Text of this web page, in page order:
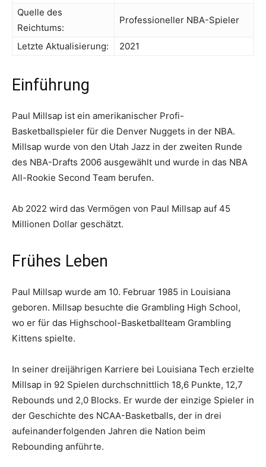
Quelle des
Reichtums:
Professioneller NBA-Spieler
Letzte Aktualisierung: 2021
Einführung
Paul Millsap ist ein amerikanischer Profi-
Basketballspieler für die Denver Nuggets in der NBA.
Millsap wurde von den Utah Jazz in der zweiten Runde
des NBA-Drafts 2006 ausgewählt und wurde in das NBA
All-Rookie Second Team berufen.
Ab 2022 wird das Vermögen von Paul Millsap auf 45
Millionen Dollar geschätzt.
Frühes Leben
Paul Millsap wurde am 10. Februar 1985 in Louisiana
geboren. Millsap besuchte die Grambling High School,
wo er für das Highschool-Basketballteam Grambling
Kittens spielte.
In seiner dreijährigen Karriere bei Louisiana Tech erzielte
Millsap in 92 Spielen durchschnittlich 18,6 Punkte, 12,7
Rebounds und 2,0 Blocks. Er wurde der einzige Spieler in
der Geschichte des NCAA-Basketballs, der in drei
aufeinanderfolgenden Jahren die Nation beim
Rebounding anführte.